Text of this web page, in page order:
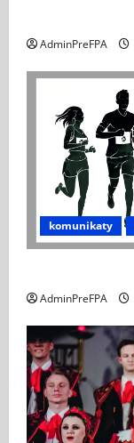
AdminPreFPA
komunikaty
AdminPreFPA